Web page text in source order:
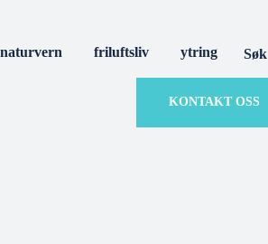
naturvern friluftsliv ytring Søk
KONTAKT OSS